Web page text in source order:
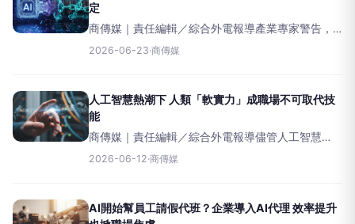
定
商傳媒｜責任編輯／綜合外電報導產業專家警告，
企業應警惕人工智慧（AI）供應商提供的免費或低
鎖定」
2026-06-23·商傳媒
人工智慧熱潮下 人類「軟實力」成職場不可取代技
能
商傳媒｜責任編輯／綜合外電報導儘管人工智慧
（AI）技術持續快速發展，職場專家們普遍認為，AI
昂成本和應
2026-06-12·商傳媒
AI開始幫員工請假代班？企業導入AI代理 效率提升